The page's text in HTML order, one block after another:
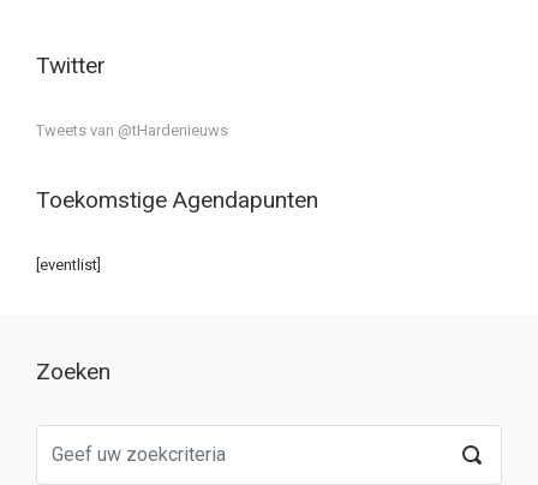
Twitter
Tweets van @tHardenieuws
Toekomstige Agendapunten
[eventlist]
Zoeken